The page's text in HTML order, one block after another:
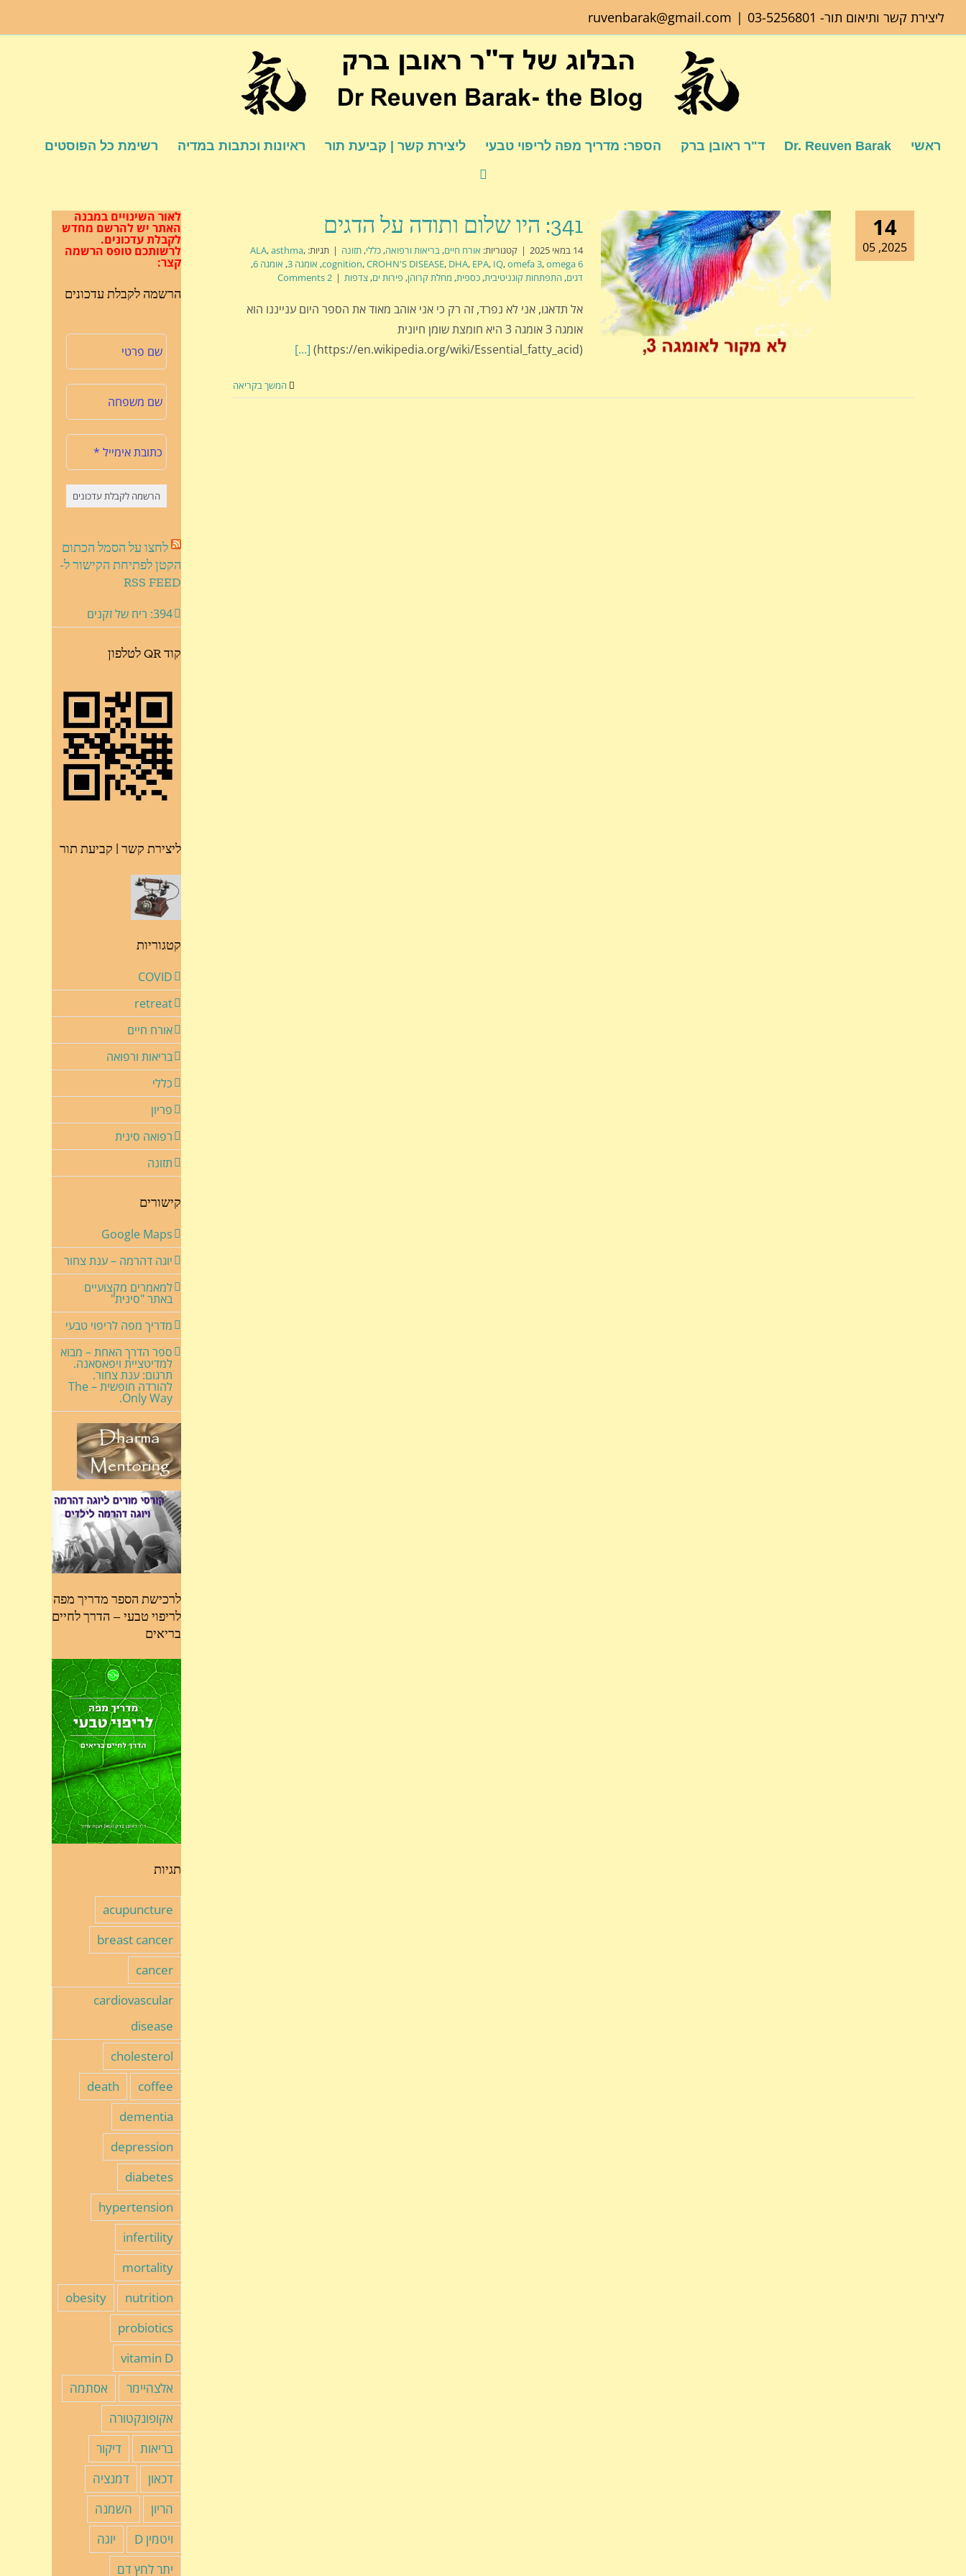
ליצירת קשר ותיאום תור- 03-5256801
|
ruvenbarak@gmail.com
ראשי Dr. Reuven Barak ד"ר ראובן ברק הספר: מדריך מפה לריפוי טבעי ליצירת קשר | קביעת תור ראיונות וכתבות במדיה רשימת כל הפוסטים
14
2025, 05
341: היו שלום ותודה על הדגים
14 במאי 2025 | קטגוריות: אורח חיים, בריאות ורפואה, כללי, תזונה | תגיות: ALA,asthma,
cognition,CROHN'S DISEASE, DHA, EPA, IQ,omefa 3,omega 6
, אומגה 3 , אומגה 6
,
דגים, התפתחות קוגניטיבית, כספית, מחלת קרוהן, פירות ים, צדפות |
2 Comments
אל תדאגו, אני לא נפרד, זה רק כי אני אוהב מאוד את הספר היום ענייננו הוא
אומגה 3 אומגה 3 היא חומצת שומן חיונית
(https://en.wikipedia.org/wiki/Essential_fatty_acid)
[...]
המשך בקריאה
לאור השינויים במבנה
האתר יש להרשם מחדש
לקבלת עדכונים.
לרשותכם טופס הרשמה
קצר:
הרשמה לקבלת עדכונים
לחצו על הסמל הכתום
הקטן לפתיחת הקישור ל-
RSS FEED
394: ריח של זקנים
קוד QR לטלפון
ליצירת קשר | קביעת תור
קטגוריות
COVID
retreat
אורח חיים
בריאות ורפואה
כללי
פריון
רפואה סינית
תזונה
קישורים
Google Maps
יוגה דהרמה – ענת צחור
למאמרים מקצועיים
באתר "סינית"
מדריך מפה לריפוי טבעי
ספר הדרך האחת – מבוא
למדיטציית ויפאסאנה.
תרגום: ענת צחור.
להורדה חופשית – The
Only Way.
לרכישת הספר מדריך מפה
לריפוי טבעי – הדרך לחיים
בריאים
תגיות
acupuncture
breast cancer
cancer
cardiovascular
disease
cholesterol
coffee
death
dementia
depression
diabetes
hypertension
infertility
mortality
nutrition
obesity
probiotics
vitamin D
אלצהיימר
אסתמה
אקופונקטורה
בריאות
דיקור
דכאון
דמנציה
הריון
השמנה
ויטמין D
יוגה
יתר לחץ דם